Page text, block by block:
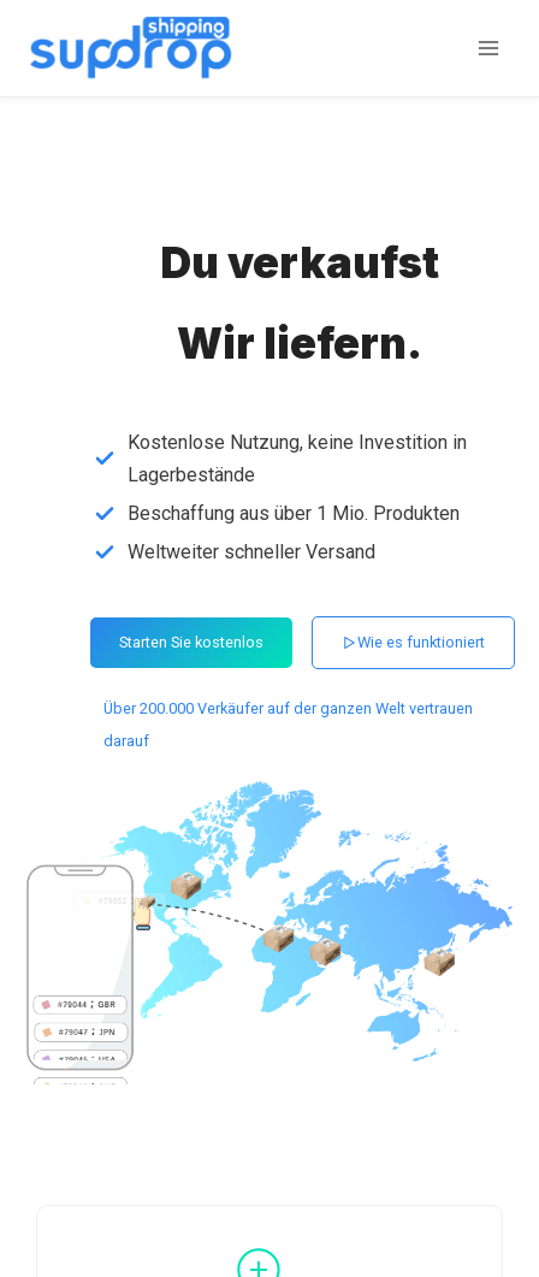
Inhalt
Du verkaufst
Wir liefern.
Kostenlose Nutzung, keine Investition in
Lagerbestände
Beschaffung aus über 1 Mio. Produkten
Weltweiter schneller Versand
Starten Sie kostenlos Wie es funktioniert
Über 200.000 Verkäufer auf der ganzen Welt vertrauen
darauf